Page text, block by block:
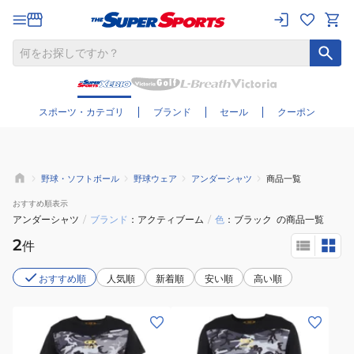
スポーツ・カテゴリ ブランド セール クーポン
さらに絞り込む
野球・ソフトボール 野球ウェア アンダーシャツ 商品一覧
おすすめ順表示
アンダーシャツ / ブランド アクティブーム / 色 ブラック の商品一覧
2件
おすすめ順 人気順 新着順 安い順 高い順